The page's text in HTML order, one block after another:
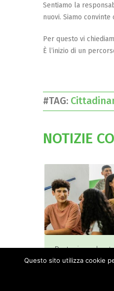
Sentiamo la
nuovi. Siamo
Per questo vi
È l’inizio di un
#TAG:
NOTIZIE
Partecipa al
proposte
Questo sito utilizza cookie